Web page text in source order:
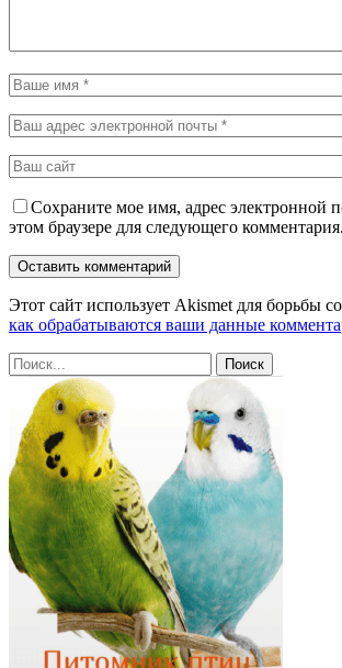
Сохраните мое имя, адрес электронной
этом браузере для следующего комментария.
Этот сайт использует Akismet для борьбы
как обрабатываются ваши данные